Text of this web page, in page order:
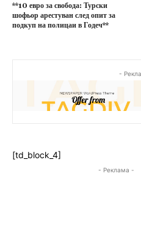
**10 евро за свобода: Турски
шофьор арестуван след опит за
подкуп на полицаи в Годеч**
-
[td_block_4]
- Реклама -